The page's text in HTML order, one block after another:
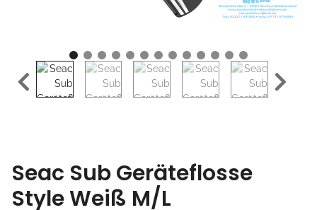
Seac Sub Geräteflosse
Style Weiß M/L